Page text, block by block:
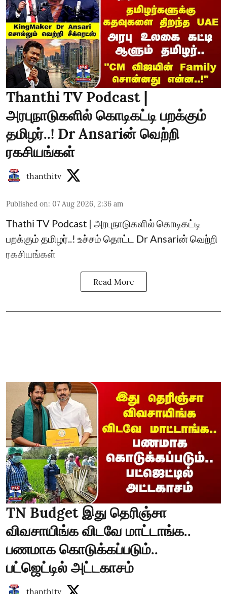
Thanthi TV Podcast |
அரபுநாடுகளில் கொடிகட்டி பறக்கும்
தமிழர்..! Dr Ansariன் வெற்றி
ரகசியங்கள்
thanthitv
Published on: 07 Aug 2026, 2:36 am
Thathi TV Podcast | அரபுநாடுகளில் கொடிகட்டி
பறக்கும் தமிழர்..! உச்சம் தொட்ட Dr Ansariன் வெற்றி
ரகசியங்கள்
Read More
TN Budget இது தெரிஞ்சா
விவசாயிங்க விடவே மாட்டாங்க..
பணமாக கொடுக்கப்படும்..
பட்ஜெட்டில் அட்டகாசம்
thanthitv